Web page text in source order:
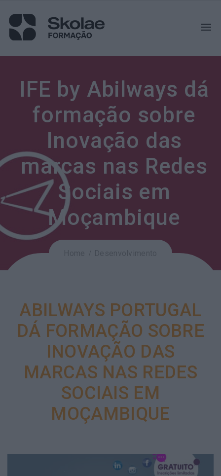
IFE by Abilways dá
formação sobre
Inovação das
marcas nas Redes
Sociais em
Moçambique
ABILWAYS PORTUGAL
DÁ FORMAÇÃO SOBRE
INOVAÇÃO DAS
MARCAS NAS REDES
SOCIAIS EM
MOÇAMBIQUE